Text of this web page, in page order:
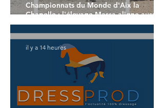
Championnats du Monde d'Aix la
Chapelle : l'élevage Massa aligne aussi
son équipe
il y a 14 heures